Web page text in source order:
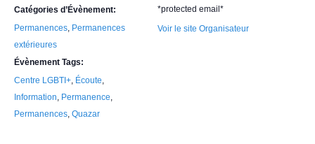
Catégories d’Évènement:
Permanences, Permanences
extérieures
Évènement Tags:
Centre LGBTI+, Écoute,
Information, Permanence,
Permanences, Quazar
*protected email*
Voir le site Organisateur